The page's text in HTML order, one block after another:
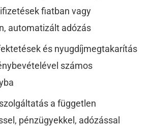
fiatban vagy
automatizált adózás
és nyugdíjmegtakarítás
számos
a független
pénzügyekkel, adózással